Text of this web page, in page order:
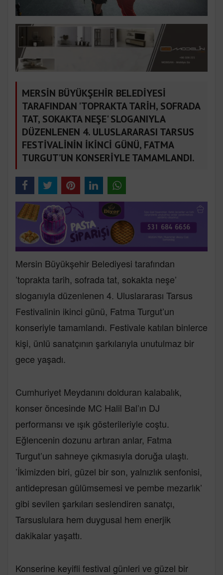
MERSİN BÜYÜKŞEHİR BELEDİYESİ
TARAFINDAN 'TOPRAKTA TARİH, SOFRADA
TAT, SOKAKTA NEŞE' SLOGANIYLA
DÜZENLENEN 4. ULUSLARARASI TARSUS
FESTİVALİNİN İKİNCİ GÜNÜ, FATMA
TURGUT’UN KONSERİYLE TAMAMLANDI.
Mersin Büyükşehir Belediyesi tarafından
’toprakta tarih, sofrada tat, sokakta neşe’
sloganıyla düzenlenen 4. Uluslararası Tarsus
Festivalinin ikinci günü, Fatma Turgut’un
konseriyle tamamlandı. Festivale katılan binlerce
kişi, ünlü sanatçının şarkılarıyla unutulmaz bir
gece yaşadı.
Cumhuriyet Meydanını dolduran kalabalık,
konser öncesinde MC Halil Bal’ın DJ
performansı ve ışık gösterileriyle coştu.
Eğlencenin dozunu artıran anlar, Fatma
Turgut’un sahneye çıkmasıyla doruğa ulaştı.
’İkimizden biri, güzel bir son, yalnızlık senfonisi,
antidepresan gülümsemesi ve pembe mezarlık’
gibi sevilen şarkıları seslendiren sanatçı,
Tarsuslulara hem duygusal hem enerjik
dakikalar yaşattı.
Konserine keyifli festival günleri ve güzel bir